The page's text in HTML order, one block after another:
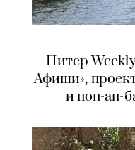
Питер
Афиши»,
и поп-ап-